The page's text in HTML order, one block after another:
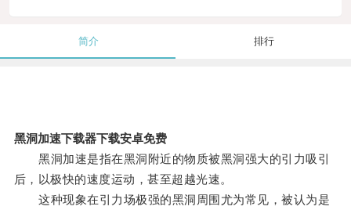
简介 排行
黑洞加速下载器下载安卓免费
黑洞加速是指在黑洞附近的物质被黑洞强大的引力吸引
后，以极快的速度运动，甚至超越光速。
这种现象在引力场极强的黑洞周围尤为常见，被认为是